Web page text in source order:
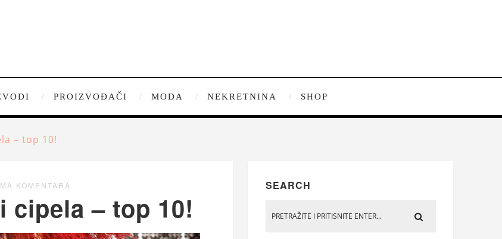
PROIZVOĐAČI MODA NEKRETNINA SHOP
– top 10!
KOMENTARA
cipela – top 10!
SEARCH